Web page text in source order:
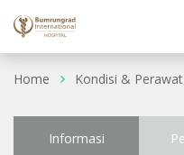
Home Kondisi &
Informasi